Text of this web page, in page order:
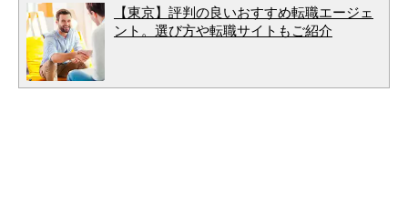
【東京】評判の良いおすすめ転職エージェ
ント。選び方や転職サイトもご紹介